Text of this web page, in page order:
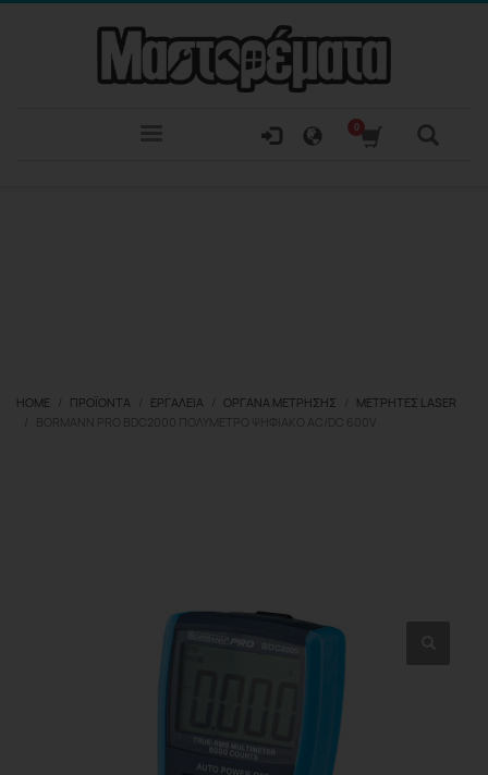
HOME ΠΡΟΪΌΝΤΑ ΕΡΓΑΛΕΊΑ ΟΡΓΑΝΑ ΜΈΤΡΗΣΗΣ
ΜΕΤΡΗΤΈΣ LASER
BORMANN PRO BDC2000 ΠΟΛΎΜΕΤΡΟ ΨΗΦΙΑΚΌ AC/DC 600V